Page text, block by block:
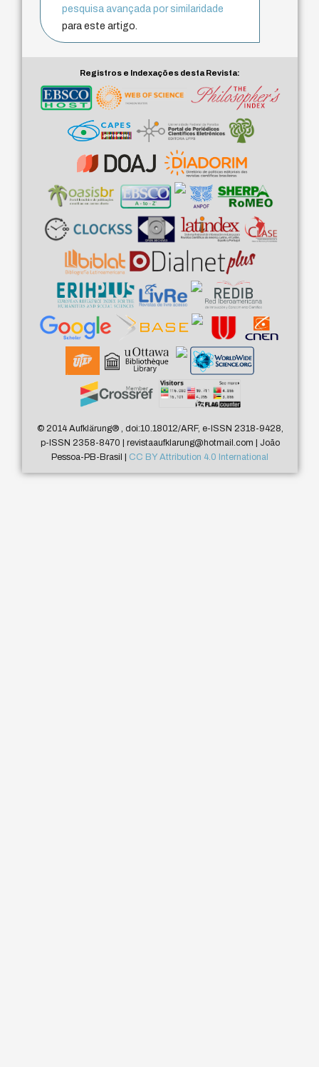
pesquisa avançada por similaridade
para este artigo.
Registros e Indexações desta Revista:
© 2014 Aufklärung®, doi:10.18012/ARF, e-ISSN 2318-9428,
p-ISSN 2358-8470 | revistaaufklarung@hotmail.com | João
Pessoa-PB-Brasil | CC BY Attribution 4.0 International